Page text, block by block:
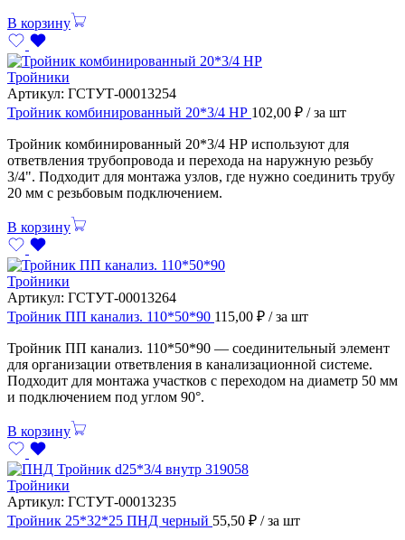
В корзину
Тройники
Артикул: ГСТУТ-00013254
Тройник комбинированный 20*3/4 НР 102,00 ₽ / за шт
Тройник комбинированный 20*3/4 НР используют для
ответвления трубопровода и перехода на наружную резьбу
3/4". Подходит для монтажа узлов, где нужно соединить трубу
20 мм с резьбовым подключением.
В корзину
Тройники
Артикул: ГСТУТ-00013264
Тройник ПП канализ. 110*50*90 115,00 ₽ / за шт
Тройник ПП канализ. 110*50*90 — соединительный элемент
для организации ответвления в канализационной системе.
Подходит для монтажа участков с переходом на диаметр 50 мм
и подключением под углом 90°.
В корзину
Тройники
Артикул: ГСТУТ-00013235
Тройник 25*32*25 ПНД черный 55,50 ₽ / за шт